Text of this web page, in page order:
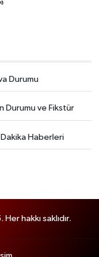
Durumu
Durumu ve Fikstür
Haberleri
hakkı saklıdır.